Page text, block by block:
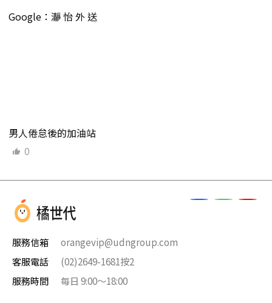
Google：瀞 怡 外 送
男人倦怠後的加油站
0
服務信箱
orangevip@udngroup.com
客服電話
(02)2649-1681按2
服務時間
每日 9:00～18:00